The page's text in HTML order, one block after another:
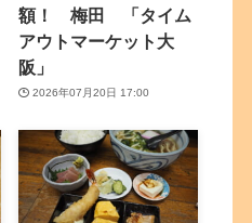
額！ 梅田 「タイム
アウトマーケット大
阪」
2026年07月20日 17:00